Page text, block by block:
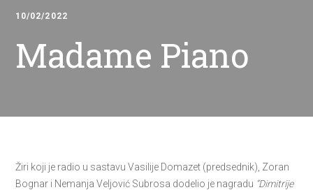
10/02/2022
Madame Piano
Žiri koji je radio u sastavu Vasilije Domazet (predsednik), Zoran
Bognar i Nemanja Veljović Subrosa dodelio je nagradu “Dimitrije